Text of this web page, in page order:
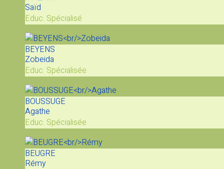
Saïd
Educ. Spécialisé
BEYENS
Zobeida
Educ. Spécialisée
BOUSSUGE
Agathe
Educ. Spécialisée
BEUGRE
Rémy